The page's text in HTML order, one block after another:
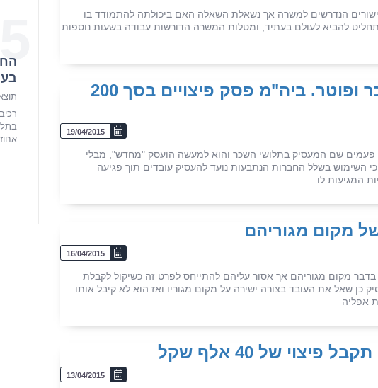
הנדרשים למשרה אך נשאלת השאלה האם ביכולתה להתמודד בו
תחליט להביא לעולם בעתיד, ומטלות המשרה הדורשות עבודה בשעות נוספות
עובד ותיק ביקש העלאה בשכר ופוטר. ביה"מ פסק פיצויים בסך 200
19/04/2015
עבודתו שונה מספר פעמים שם המעסיק בתלושי השכר והוא למעשה הועסק "מחדש", מבלי
השימוש בשלל החברות הנתבעות נועד להעסיק עובדים תוך פגיעה
המגיעות לו
מקום מגוריהם
16/04/2015
מקום מגוריהם אך אסור עליהם להתייחס לפרט זה כשיקול לקבלת
כן שאל את העובד בצורה ישירה על מקום מגוריו ואז הוא לא קיבל אותו
אפליה
של 40 אלף שקל
13/04/2015
אחוזית